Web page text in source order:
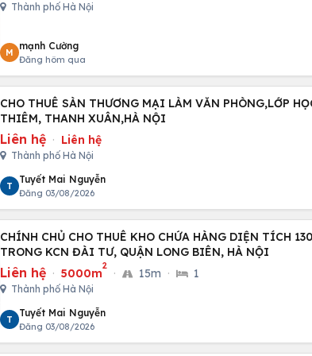
Thành phố Hà Nội
M
mạnh Cường
Đăng hôm qua
CHO THUÊ SÀN THƯƠNG MẠI LÀM VĂN PHÒNG,LỚP
THIÊM, THANH XUÂN,HÀ NỘI
Liên hệ · Liên hệ
Thành phố Hà Nội
T
Tuyết Mai Nguyễn
Đăng 03/08/2026
CHÍNH CHỦ CHO THUÊ KHO CHỨA HÀNG DIỆN TÍCH
TRONG KCN ĐÀI TƯ, QUẬN LONG BIÊN, HÀ NỘI
Liên hệ · 5000m
2
· 15m · 1
Thành phố Hà Nội
T
Tuyết Mai Nguyễn
Đăng 03/08/2026